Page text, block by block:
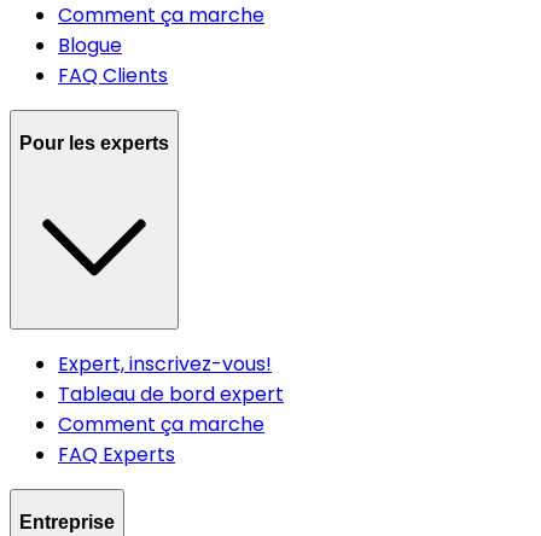
Comment ça marche
Blogue
FAQ Clients
Pour les experts
Expert, inscrivez-vous!
Tableau de bord expert
Comment ça marche
FAQ Experts
Entreprise